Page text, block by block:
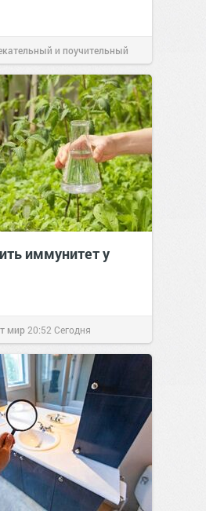
и поучительный
иммунитет у
мир 20:52 Сегодня